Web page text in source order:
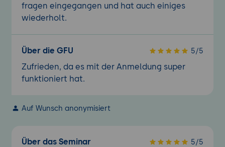
fragen eingegangen und hat auch einiges
wiederholt.
Über die GFU 5/5
Zufrieden, da es mit der Anmeldung super
funktioniert hat.
Auf Wunsch anonymisiert
Über das Seminar 5/5